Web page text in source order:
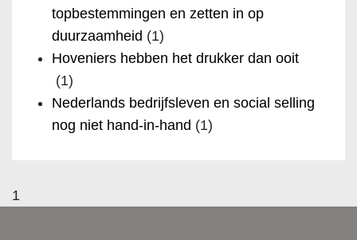
topbestemmingen en zetten in op
duurzaamheid (1)
Hoveniers hebben het drukker dan ooit
(1)
Nederlands bedrijfsleven en social selling
nog niet hand-in-hand (1)
1